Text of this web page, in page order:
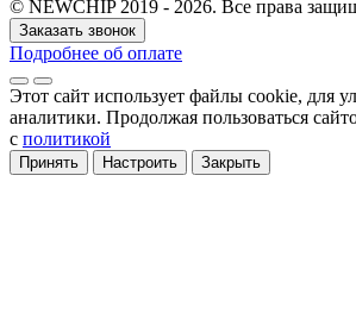
© NEWCHIP 2019 - 2026. Все права
Заказать звонок
Подробнее об оплате
Этот сайт использует файлы cookie, для
аналитики. Продолжая пользоваться
с политикой
Принять Настроить Закрыть